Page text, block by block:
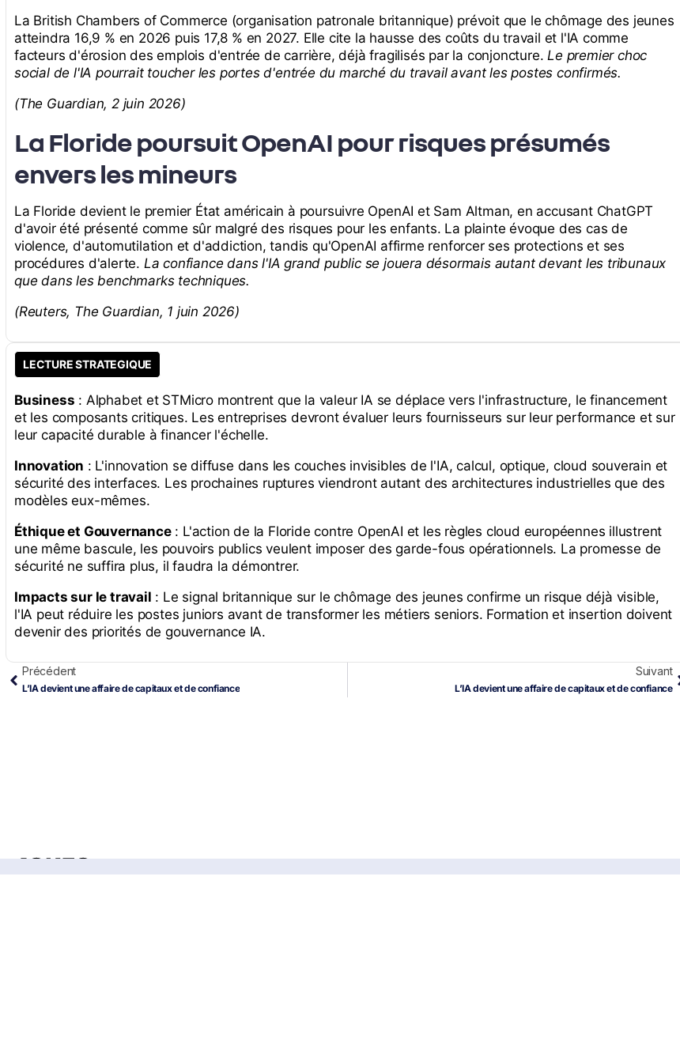
La British Chambers of Commerce (organisation patronale britannique) prévoit que le chômage des jeunes
atteindra 16,9 % en 2026 puis 17,8 % en 2027. Elle cite la hausse des coûts du travail et l'IA comme
facteurs d'érosion des emplois d'entrée de carrière, déjà fragilisés par la conjoncture.Le premier choc
social de l'IA pourrait toucher les portes d'entrée du marché du travail avant les postes confirmés.
(The Guardian, 2 juin 2026)
La Floride poursuit OpenAI pour risques présumés
envers les mineurs
La Floride devient le premier État américain à poursuivre OpenAI et Sam Altman, en accusant ChatGPT
d'avoir été présenté comme sûr malgré des risques pour les enfants. La plainte évoque des cas de
violence, d'automutilation et d'addiction, tandis qu'OpenAI affirme renforcer ses protections et ses
procédures d'alerte. La confiance dans l'IA grand public se jouera désormais autant devant les tribunaux
que dans les benchmarks techniques.
(Reuters, The Guardian, 1 juin 2026)
LECTURE STRATEGIQUE
Business : Alphabet et STMicro montrent que la valeur IA se déplace vers l'infrastructure, le financement
et les composants critiques. Les entreprises devront évaluer leurs fournisseurs sur leur performance et sur
leur capacité durable à financer l'échelle.
Innovation : L'innovation se diffuse dans les couches invisibles de l'IA, calcul, optique, cloud souverain et
sécurité des interfaces. Les prochaines ruptures viendront autant des architectures industrielles que des
modèles eux-mêmes.
Éthique et Gouvernance: L'action de la Floride contre OpenAI et les règles cloud européennes illustrent
une même bascule, les pouvoirs publics veulent imposer des garde-fous opérationnels. La promesse de
sécurité ne suffira plus, il faudra la démontrer.
Impacts sur le travail : Le signal britannique sur le chômage des jeunes confirme un risque déjà visible,
l'IA peut réduire les postes juniors avant de transformer les métiers seniors. Formation et insertion doivent
devenir des priorités de gouvernance IA.
Précédent
L’IA devient une affaire de capitaux et de confiance
Suivant
L’IA devient une affaire de capitaux et de confiance